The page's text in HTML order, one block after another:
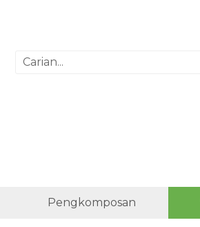
Pengkomposan